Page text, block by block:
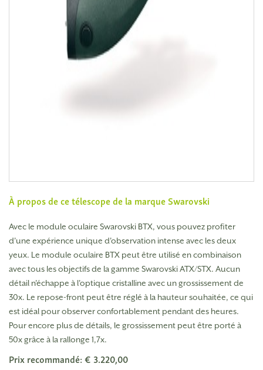
À propos de ce télescope de la marqueSwarovski
Avec le module oculaire Swarovski BTX, vous pouvez profiter
d'une expérience unique d'observation intense avec les deux
yeux. Le module oculaire BTX peut être utilisé en combinaison
avec tous les objectifs de la gamme Swarovski ATX/STX. Aucun
détail n'échappe à l'optique cristalline avec un grossissement de
30x. Le repose-front peut être réglé à la hauteur souhaitée, ce qui
est idéal pour observer confortablement pendant des heures.
Pour encore plus de détails, le grossissement peut être porté à
50x grâce à la rallonge 1,7x.
Prix recommandé: € 3.220,00